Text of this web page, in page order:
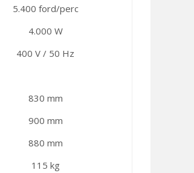
5.400 ford/perc
4.000 W
400 V / 50 Hz
830 mm
900 mm
880 mm
115 kg